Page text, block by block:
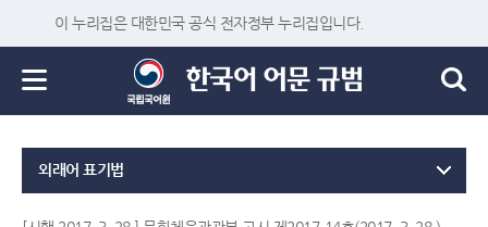
이 누리집은 대한민국 공식 전자정부 누리집입니다.
외래어 표기법